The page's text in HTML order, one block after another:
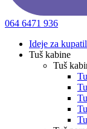
064 6471 936
Ideje za
Tuš kabine
Tuš